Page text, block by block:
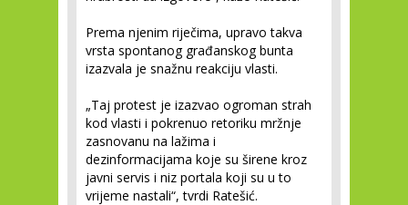
Prema njenim riječima, upravo takva
vrsta spontanog građanskog bunta
izazvala je snažnu reakciju vlasti.
„Taj protest je izazvao ogroman strah
kod vlasti i pokrenuo retoriku mržnje
zasnovanu na lažima i
dezinformacijama koje su širene kroz
javni servis i niz portala koji su u to
vrijeme nastali“, tvrdi Ratešić.